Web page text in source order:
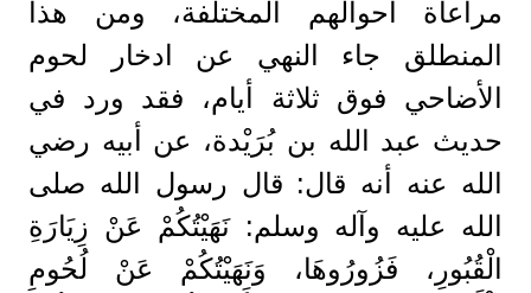
مراعاة أحوالهم المختلفة، ومن هذا
المنطلق جاء النهي عن ادخار لحوم
الأضاحي فوق ثلاثة أيام، فقد ورد في
حديث عبد الله بن بُرَيْدة، عن أبيه رضي
الله عنه أنه قال: قال رسول الله صلى
الله عليه وآله وسلم: نَهَيْتُكُمْ عَنْ زِيَارَةِ
الْقُبُورِ، فَزُورُوهَا، وَنَهَيْتُكُمْ عَنْ لُحُومِ